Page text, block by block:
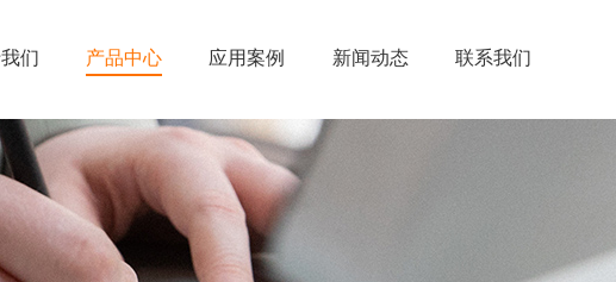
们 产品中心 应用案例 新闻动态 联系我们